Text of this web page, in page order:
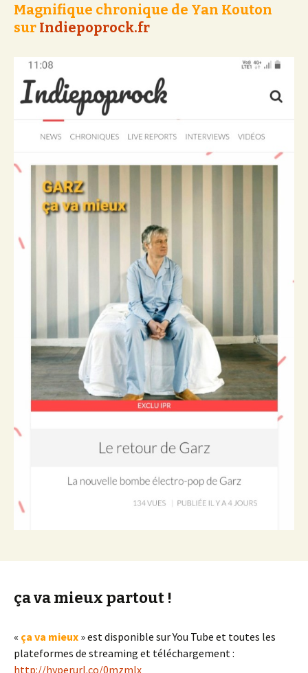
Magnifique chronique de Yan Kouton
sur Indiepoprock.fr
ça va mieux partout !
« ça va mieux » est disponible sur You Tube et toutes les
plateformes de streaming et téléchargement :
http://hyperurl.co/0mzmlx